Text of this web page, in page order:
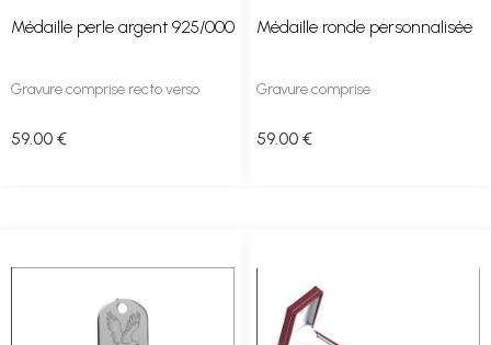
Médaille perle argent 925/000
Gravure comprise recto verso
59.00 €
Médaille ronde personnalisée
Gravure comprise
59.00 €